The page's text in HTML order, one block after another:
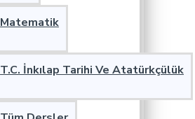
Matematik
T.C. İnkılap Tarihi Ve Atatürkçülük